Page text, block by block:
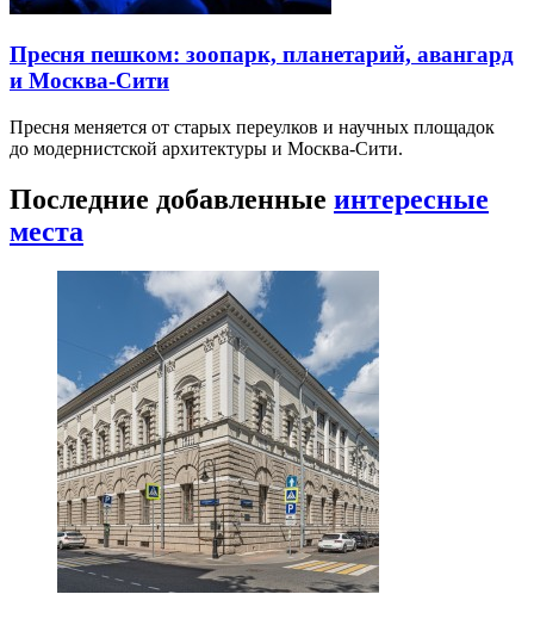
Пресня пешком: зоопарк, планетарий, авангард
и Москва-Сити
Пресня меняется от старых переулков и научных площадок
до модернистской архитектуры и Москва-Сити.
Последние добавленные интересные
места